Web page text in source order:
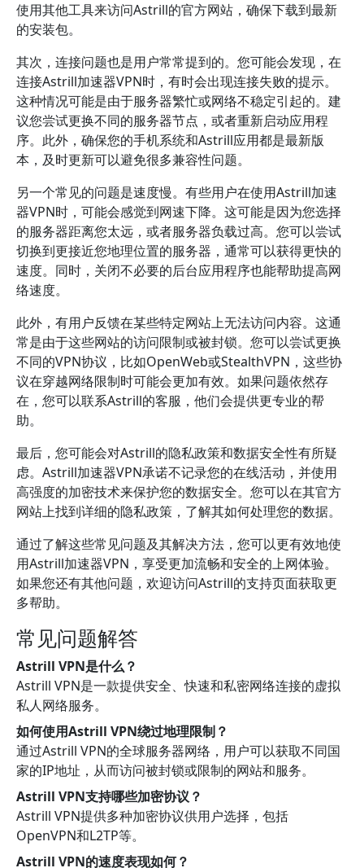
使用其他工具来访问Astrill的官方网站，确保下载到最新
的安装包。
其次，连接问题也是用户常常提到的。您可能会发现，在
连接Astrill加速器VPN时，有时会出现连接失败的提示。
这种情况可能是由于服务器繁忙或网络不稳定引起的。建
议您尝试更换不同的服务器节点，或者重新启动应用程
序。此外，确保您的手机系统和Astrill应用都是最新版
本，及时更新可以避免很多兼容性问题。
另一个常见的问题是速度慢。有些用户在使用Astrill加速
器VPN时，可能会感觉到网速下降。这可能是因为您选择
的服务器距离您太远，或者服务器负载过高。您可以尝试
切换到更接近您地理位置的服务器，通常可以获得更快的
速度。同时，关闭不必要的后台应用程序也能帮助提高网
络速度。
此外，有用户反馈在某些特定网站上无法访问内容。这通
常是由于这些网站的访问限制或被封锁。您可以尝试更换
不同的VPN协议，比如OpenWeb或StealthVPN，这些协
议在穿越网络限制时可能会更加有效。如果问题依然存
在，您可以联系Astrill的客服，他们会提供更专业的帮
助。
最后，您可能会对Astrill的隐私政策和数据安全性有所疑
虑。Astrill加速器VPN承诺不记录您的在线活动，并使用
高强度的加密技术来保护您的数据安全。您可以在其官方
网站上找到详细的隐私政策，了解其如何处理您的数据。
通过了解这些常见问题及其解决方法，您可以更有效地使
用Astrill加速器VPN，享受更加流畅和安全的上网体验。
如果您还有其他问题，欢迎访问Astrill的支持页面获取更
多帮助。
常见问题解答
Astrill VPN是什么？
Astrill VPN是一款提供安全、快速和私密网络连接的虚拟
私人网络服务。
如何使用Astrill VPN绕过地理限制？
通过Astrill VPN的全球服务器网络，用户可以获取不同国
家的IP地址，从而访问被封锁或限制的网站和服务。
Astrill VPN支持哪些加密协议？
Astrill VPN提供多种加密协议供用户选择，包括
OpenVPN和L2TP等。
Astrill VPN的速度表现如何？